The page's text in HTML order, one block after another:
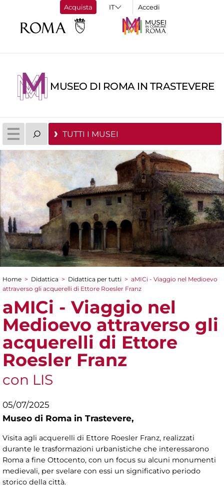
Acquista Accedi
MUSEO DI ROMA IN TRASTEVERE
TUTTI I MUSEI
Tu sei qui
Home > Didattica > Didattica per tutti > aMICi - Viaggio nel Medioevo
attraverso gli acquerelli di Ettore Roesler Franz
aMICi - Viaggio nel
Medioevo attraverso gli
acquerelli di Ettore
Roesler Franz
con LIS
05/07/2025
Museo di Roma in Trastevere,
Visita agli acquerelli di Ettore Roesler Franz, realizzati
durante le trasformazioni urbanistiche che interessarono
Roma a fine Ottocento, con un focus su alcuni monumenti
medievali, per svelare con essi un significativo periodo
storico della città.